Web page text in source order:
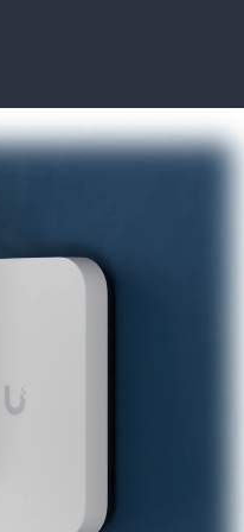
Cover
высокую скорость и
Wi-Fi 7...